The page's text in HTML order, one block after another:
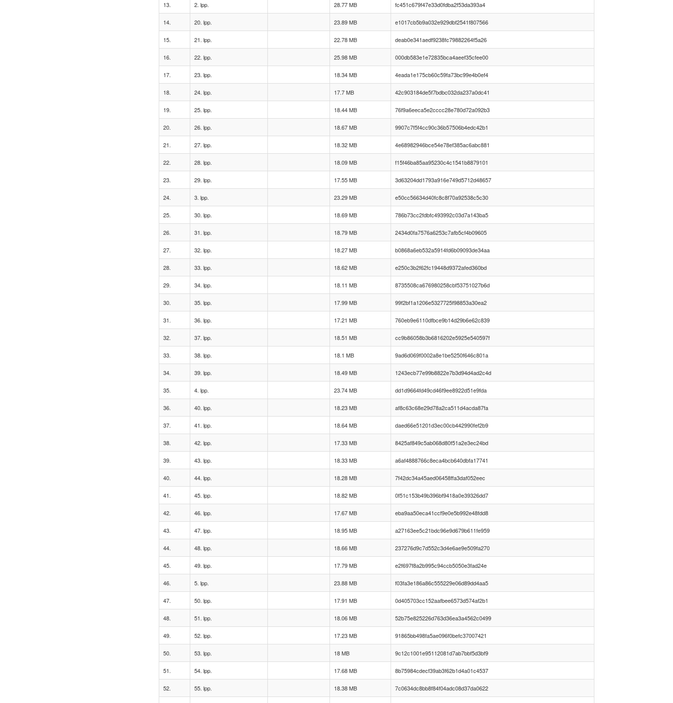
13. 2. lpp. 28.77 MB fc451c679f47e33d0fdba2f53da393a4
14. 20. lpp. 23.89 MB e1017cb5b9a032e929dbf2541f807566
15. 21. lpp. 22.78 MB deab0e341aedf9238fc79882264f5a26
16. 22. lpp. 25.98 MB 000db583e1e72835bca4aeef35cfee00
17. 23. lpp. 18.34 MB 4eada1e175cb60c59fa73bc99e4b0ef4
18. 24. lpp. 17.7 MB 42c903184de5f7bdbc032da237a0dc41
19. 25. lpp. 18.44 MB 76f9a6eeca5e2cccc28e780d72a092b3
20. 26. lpp. 18.67 MB 9907c7f5f4cc90c36b57506b4edc42b1
21. 27. lpp. 18.32 MB 4e68982946bce54e78ef385ac6abc881
22. 28. lpp. 18.09 MB f15f46ba85aa95230c4c1541b8879101
23. 29. lpp. 17.55 MB 3d63204dd1793a916e749d5712d48657
24. 3. lpp. 23.29 MB e50cc56634d40fc8c8f70a92538c5c30
25. 30. lpp. 18.69 MB 786b73cc2fdbfc493992c03d7a143ba5
26. 31. lpp. 18.79 MB 2434d0fa7576a6253c7afb5cf4b09605
27. 32. lpp. 18.27 MB b0868a6eb532a5914fd6b09093de34aa
28. 33. lpp. 18.62 MB e250c3b2f62fc19448d9372afed360bd
29. 34. lpp. 18.11 MB 8735508ca676980258cbf53751027b6d
30. 35. lpp. 17.99 MB 99f2bf1a1206e5327725f98853a30ea2
31. 36. lpp. 17.21 MB 760eb9e6110dfbce9b14d29b6e62c839
32. 37. lpp. 18.51 MB cc9b86058b3b6816202e5925e540597f
33. 38. lpp. 18.1 MB 9ad6d069f0002a8e1be5250f646c801a
34. 39. lpp. 18.49 MB 1243ecb77e99b8822e7b3d94d4ad2c4d
35. 4. lpp. 23.74 MB dd1d9664fd49cd46f9ee8922d51e9fda
36. 40. lpp. 18.23 MB af8c63c68e29d78a2ca511d4acda87fa
37. 41. lpp. 18.64 MB daed66e51201d3ec00cb442990fef2b9
38. 42. lpp. 17.33 MB 8425af849c5ab068d80f51a2e3ec24bd
39. 43. lpp. 18.33 MB a6af4888766c8eca4bcb640dbfa17741
40. 44. lpp. 18.28 MB 7f42dc34a45aed06458ffa3daf052eec
41. 45. lpp. 18.82 MB 0f51c153b49b396bf9418a0e39326dd7
42. 46. lpp. 17.67 MB eba9aa50eca41ccf9e0e5b992e48fdd8
43. 47. lpp. 18.95 MB a27163ee5c21bdc96e9d679b611fe959
44. 48. lpp. 18.66 MB 237276d9c7d552c3d4e6ae9e509fa270
45. 49. lpp. 17.79 MB e2f697f8a2b995c94ccb5050e3fad24e
46. 5. lpp. 23.88 MB f03fa3e186a86c555229e06d89dd4aa5
47. 50. lpp. 17.91 MB 0d405703cc152aafbee6573d574af2b1
48. 51. lpp. 18.06 MB 52b75e825226d763d36ea3a4562c0499
49. 52. lpp. 17.23 MB 91865bb498fa5ae096f0befc37007421
50. 53. lpp. 18 MB 9c12c1001e95112081d7ab7bbf5d3bf9
51. 54. lpp. 17.68 MB 8b75984cdecf39ab3f62b1d4a01c4537
52. 55. lpp. 18.38 MB 7c0634dc8bb8f84f04adc08d37da0622